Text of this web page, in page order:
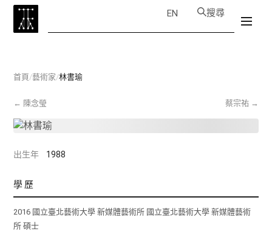
EN 搜尋
首頁/藝術家/林書瑜
← 陳念瑩 蔡宗祐→
出生年 1988
學歷
2016 國立臺北藝術大學 新媒體藝術所 國立臺北藝術大學 新媒體藝術
所 碩士